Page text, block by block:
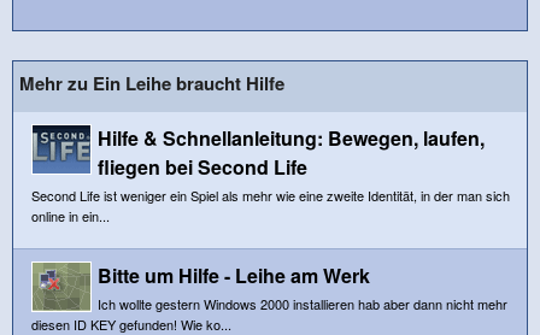
Mehr zu Ein Leihe braucht Hilfe
Hilfe & Schnellanleitung: Bewegen, laufen,
fliegen bei Second Life
Second Life ist weniger ein Spiel als mehr wie eine zweite Identität, in der man sich
online in ein...
Bitte um Hilfe - Leihe am Werk
Ich wollte gestern Windows 2000 installieren hab aber dann nicht mehr
diesen ID KEY gefunden! Wie ko...